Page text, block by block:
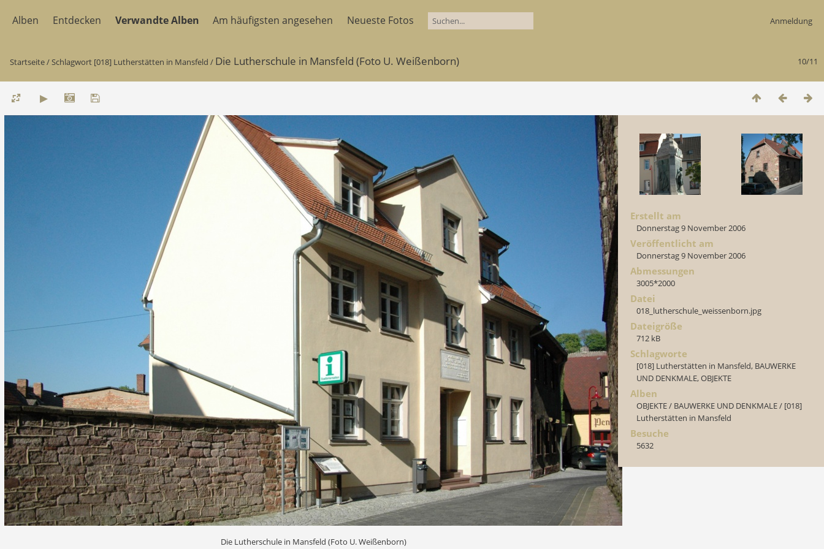
Alben Entdecken Verwandte Alben Am häufigsten angesehen Neueste Fotos Anmeldung
10/11
Startseite/Schlagwort [018] Lutherstätten in Mansfeld / Die Lutherschule in Mansfeld (Foto U. Weißenborn)
Die Lutherschule in Mansfeld (Foto U. Weißenborn)
Erstellt am
Donnerstag 9 November 2006
Veröffentlicht am
Donnerstag 9 November 2006
Abmessungen
3005*2000
Datei
018_lutherschule_weissenborn.jpg
Dateigröße
712 kB
Schlagworte
[018] Lutherstätten in Mansfeld, BAUWERKE
UND DENKMALE,OBJEKTE
Alben
OBJEKTE/ BAUWERKE UND DENKMALE/ [018]
Lutherstätten in Mansfeld
Besuche
5632